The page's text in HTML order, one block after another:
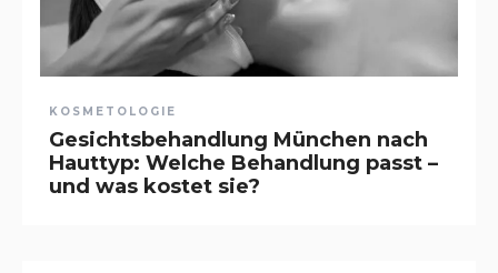
KOSMETOLOGIE
Gesichtsbehandlung München nach
Hauttyp: Welche Behandlung passt –
und was kostet sie?